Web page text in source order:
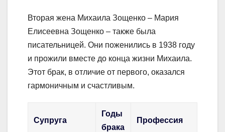
Вторая жена Михаила Зощенко – Мария
Елисеевна Зощенко – также была
писательницей. Они поженились в 1938 году
и прожили вместе до конца жизни Михаила.
Этот брак, в отличие от первого, оказался
гармоничным и счастливым.
Супруга
Годы
брака
Профессия